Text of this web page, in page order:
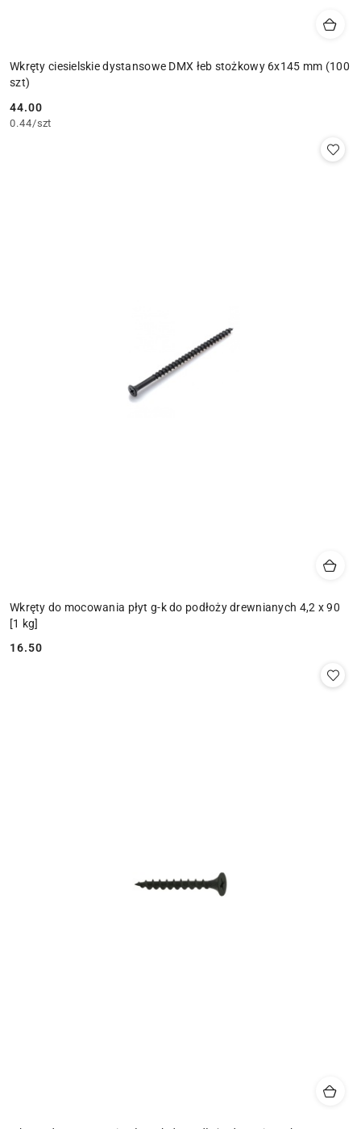
Wkręty ciesielskie dystansowe DMX łeb stożkowy 6x145 mm (100
szt)
Cena:
44.00
0.44/szt
Wkręty do mocowania płyt g-k do podłoży drewnianych 4,2 x 90
[1 kg]
Cena:
16.50